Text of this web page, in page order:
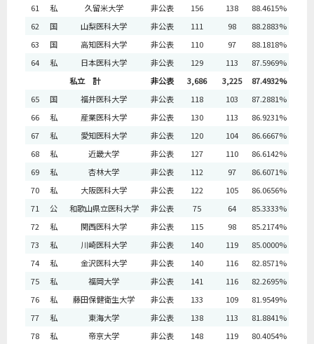
61
私 久留米大学 非公表 156 138
88.4615%
62
国 山梨医科大学 非公表 111 98
88.2883%
63
国 高知医科大学 非公表 110 97
88.1818%
64
私 日本医科大学 非公表 129 113
87.5969%
私立 計
非公表 3,686 3,225
87.4932%
65
国 福井医科大学 非公表 118 103
87.2881%
66
私 産業医科大学 非公表 130 113
86.9231%
67
私 愛知医科大学 非公表 120 104
86.6667%
68
私 近畿大学 非公表 127 110
86.6142%
69
私 杏林大学 非公表 112 97
86.6071%
70
私 大阪医科大学 非公表 122 105
86.0656%
71
公 和歌山県立医科大学 非公表 75 64
85.3333%
72
私 関西医科大学 非公表 115 98
85.2174%
73
私 川崎医科大学 非公表 140 119
85.0000%
74
私 金沢医科大学 非公表 140 116
82.8571%
75
私 福岡大学 非公表 141 116
82.2695%
76
私 藤田保健衛生大学 非公表 133 109
81.9549%
77
私 東海大学 非公表 138 113
81.8841%
78
私 帝京大学 非公表 148 119
80.4054%